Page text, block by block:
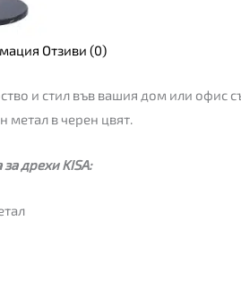
Отзиви (0)
и стил във вашия дом или офис
метал в черен цвят.
дрехи KISA: